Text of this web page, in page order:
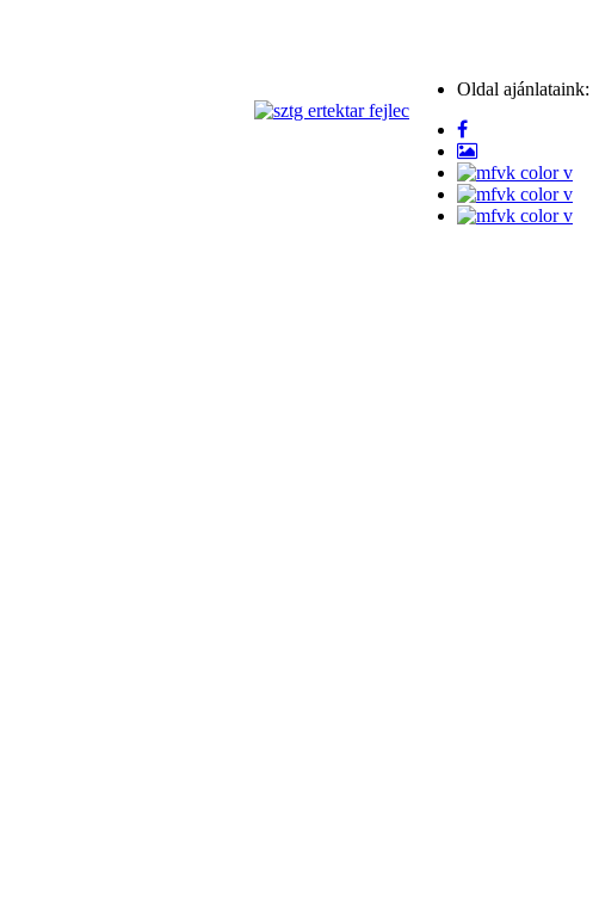
Oldal ajánlataink: